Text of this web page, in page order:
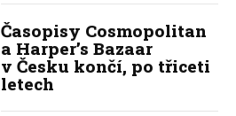
Časopisy Cosmopolitan
a Harper’s Bazaar
v Česku končí, po třiceti
letech